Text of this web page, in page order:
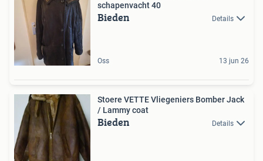
schapenvacht 40
Bieden Details
Oss 13 jun 26
Stoere VETTE Vliegeniers Bomber Jack
/ Lammy coat
Bieden Details